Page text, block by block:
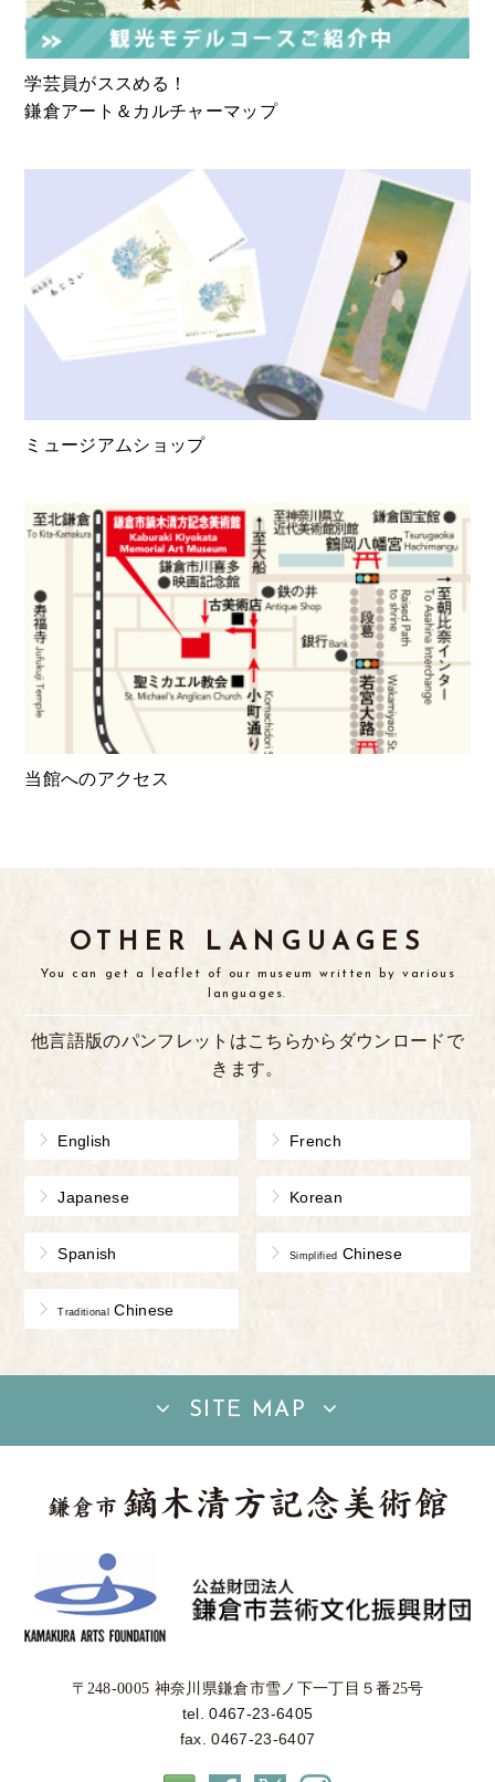
学芸員がススめる！
鎌倉アート＆カルチャーマップ
ミュージアムショップ
当館へのアクセス
OTHER LANGUAGES
You can get a leaflet of our museum written by various
languages.
他言語版のパンフレットはこちらからダウンロードで
きます。
English French
Japanese Korean
Spanish Simplified Chinese
Traditional Chinese
SITE MAP
〒248-0005 神奈川県鎌倉市雪ノ下一丁目５番25号
tel. 0467-23-6405
fax. 0467-23-6407